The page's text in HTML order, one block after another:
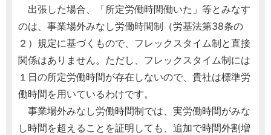
出張した場合、「所定労働時間働いた」等とみなす
のは、事業場外みなし労働時間制（労基法第38条の
２）規定に基づくもので、フレックスタイム制と直接
関係はありません。ただし、フレックスタイム制には
１日の所定労働時間が存在しないので、貴社は標準労
働時間を用いているわけです。
事業場外みなし労働時間制では、実労働時間がみな
し時間を超えることを証明しても、追加で時間外割増